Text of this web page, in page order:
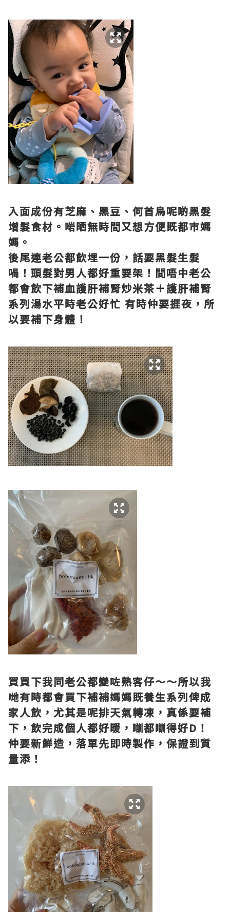
入面成份有芝麻、黑豆、何首烏呢啲黑髮
增髮食材。啱晒無時間又想方便既都巿媽
媽。
後尾連老公都飲埋一份，話要黑髮生髮
喎！頭髮對男人都好重要架！間唔中老公
都會飲下補血護肝補腎炒米茶＋護肝補腎
系列湯水平時老公好忙 有時仲要捱夜，所
以要補下身體！
買買下我同老公都變咗熟客仔～～所以我
哋有時都會買下補補媽媽既養生系列俾成
家人飲，尤其是呢排天氣轉凍，真係要補
下，飲完成個人都好暖，瞓都瞓得好D！
仲要新鮮造，落單先即時製作，保證到質
量添！